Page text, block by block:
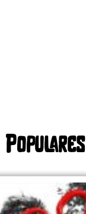
Populares